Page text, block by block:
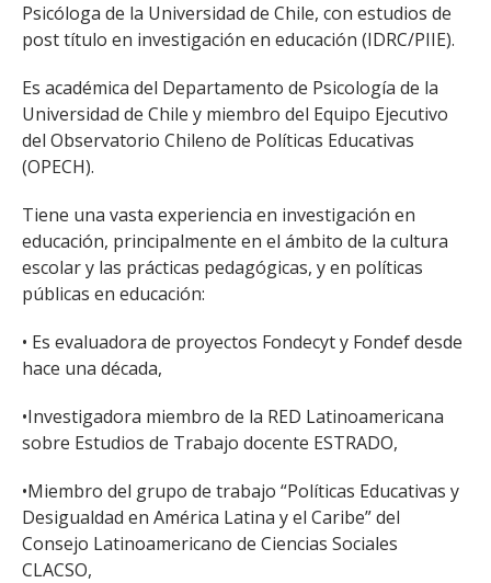
BIBLIOTECA
ESTUDIANTES
ACADÉMICOS
EGRESADOS
Psicóloga de la Universidad de Chile, con estudios de
post título en investigación en educación (IDRC/PIIE).
Es académica del Departamento de Psicología de la
Universidad de Chile y miembro del Equipo Ejecutivo
del Observatorio Chileno de Políticas Educativas
(OPECH).
Tiene una vasta experiencia en investigación en
educación, principalmente en el ámbito de la cultura
escolar y las prácticas pedagógicas, y en políticas
públicas en educación:
• Es evaluadora de proyectos Fondecyt y Fondef desde
hace una década,
•Investigadora miembro de la RED Latinoamericana
sobre Estudios de Trabajo docente ESTRADO,
•Miembro del grupo de trabajo “Políticas Educativas y
Desigualdad en América Latina y el Caribe” del
Consejo Latinoamericano de Ciencias Sociales
CLACSO,